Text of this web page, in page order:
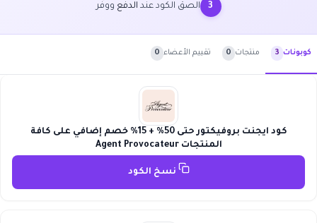
3 الصق الكود عند الدفع ووفّر
كوبونات 3 منتجات 0 تقييم الأعضاء 0
كود ايجنت بروفيكتور حتى 50% + 15% خصم إضافي على كافة
المنتجات Agent Provocateur
نسخ الكود